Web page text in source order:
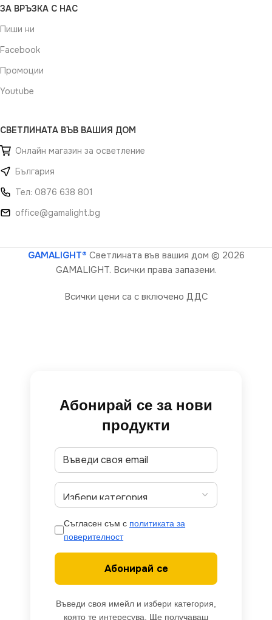
ЗА ВРЪЗКА С НАС
Пиши ни
Facebook
Промоции
Youtube
СВЕТЛИНАТА ВЪВ ВАШИЯ ДОМ
Онлайн магазин за осветление
България
Тел: 0876 638 801
office@gamalight.bg
GAMALIGHT® Светлината във вашия дом © 2026
GAMALIGHT. Всички права запазени.
Всички цени са с включено ДДС
Абонирай се за нови
продукти
Съгласен съм с политиката за
поверителност
Абонирай се
Въведи своя имейл и избери категория,
която те интересува. Ще получаваш